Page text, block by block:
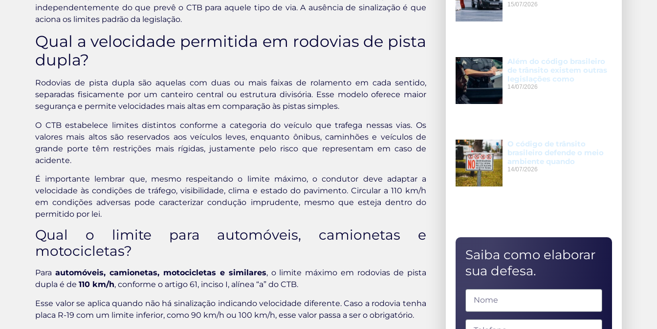
independentemente do que prevê o CTB para aquele tipo de via. A ausência de sinalização é que
aciona os limites padrão da legislação.
Qual a velocidade permitida em rodovias de pista
dupla?
Rodovias de pista dupla são aquelas com duas ou mais faixas de rolamento em cada sentido,
separadas fisicamente por um canteiro central ou estrutura divisória. Esse modelo oferece maior
segurança e permite velocidades mais altas em comparação às pistas simples.
O CTB estabelece limites distintos conforme a categoria do veículo que trafega nessas vias. Os
valores mais altos são reservados aos veículos leves, enquanto ônibus, caminhões e veículos de
grande porte têm restrições mais rígidas, justamente pelo risco que representam em caso de
acidente.
É importante lembrar que, mesmo respeitando o limite máximo, o condutor deve adaptar a
velocidade às condições de tráfego, visibilidade, clima e estado do pavimento. Circular a 110 km/h
em condições adversas pode caracterizar condução imprudente, mesmo que esteja dentro do
permitido por lei.
Qual o limite para automóveis, camionetas e
motocicletas?
Para automóveis, camionetas, motocicletas e similares, o limite máximo em rodovias de pista
dupla é de 110 km/h, conforme o artigo 61, inciso I, alínea “a” do CTB.
Esse valor se aplica quando não há sinalização indicando velocidade diferente. Caso a rodovia tenha
placa R-19 com um limite inferior, como 90 km/h ou 100 km/h, esse valor passa a ser o obrigatório.
15/07/2026
Além do código brasileiro
de trânsito existem outras
legislações como
14/07/2026
O código de trânsito
brasileiro defende o meio
ambiente quando
14/07/2026
Saiba como elaborar
sua defesa.